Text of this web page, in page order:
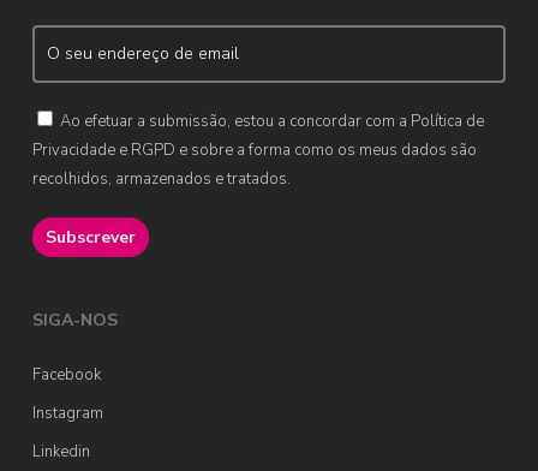
Ao efetuar a submissão, estou a concordar com a Política de
Privacidade e RGPD e sobre a forma como os meus dados são
recolhidos, armazenados e tratados.
SIGA-NOS
Facebook
Instagram
Linkedin